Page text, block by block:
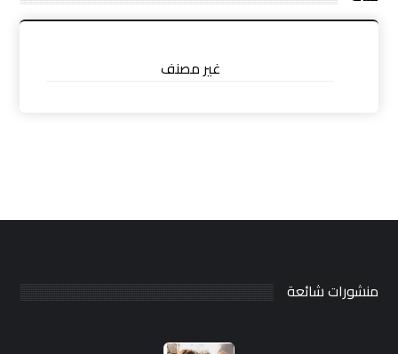
غير مصنف
منشورات شائعة